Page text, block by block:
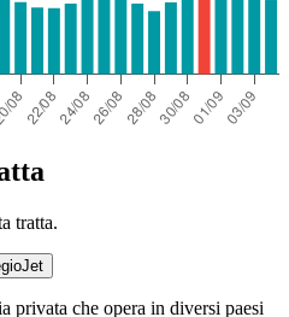
tratta.
privata che opera in diversi paesi